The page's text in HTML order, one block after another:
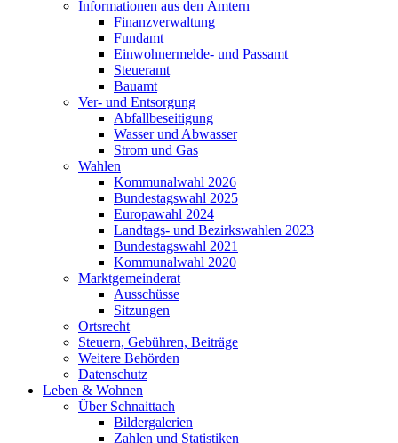
Informationen aus den Ämtern
Finanzverwaltung
Fundamt
Einwohnermelde- und Passamt
Steueramt
Bauamt
Ver- und Entsorgung
Abfallbeseitigung
Wasser und Abwasser
Strom und Gas
Wahlen
Kommunalwahl 2026
Bundestagswahl 2025
Europawahl 2024
Landtags- und Bezirkswahlen 2023
Bundestagswahl 2021
Kommunalwahl 2020
Marktgemeinderat
Ausschüsse
Sitzungen
Ortsrecht
Steuern, Gebühren, Beiträge
Weitere Behörden
Datenschutz
Leben & Wohnen
Über Schnaittach
Bildergalerien
Zahlen und Statistiken